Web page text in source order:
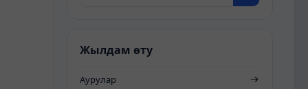
Жылдам өту
Аурулар